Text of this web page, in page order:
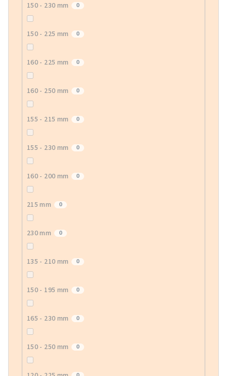
150 - 230 mm 0
150 - 225 mm 0
160 - 225 mm 0
160 - 250 mm 0
155 - 215 mm 0
155 - 230 mm 0
160 - 200 mm 0
215 mm 0
230 mm 0
135 - 210 mm 0
150 - 195 mm 0
165 - 230 mm 0
150 - 250 mm 0